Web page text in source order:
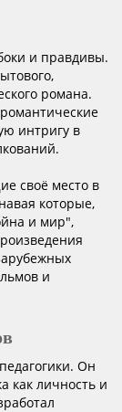
и правдивы.
романа.
интригу в
своё место в
которые,
и мир",
и
Он
как личность и